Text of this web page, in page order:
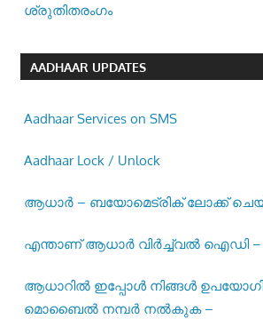
ശ്രുതിതരംഗം
AADHAAR UPDATES
Aadhaar Services on SMS
Aadhaar Lock / Unlock
ആധാർ – ബയോമെട്രിക് ലോക്ക്
എന്താണ് ആധാർ വിർച്ച്വൽ ഐഡി –
ആധാറിൽ ഇപ്പോൾ നിങ്ങൾ
മൊബൈൽ നമ്പർ നൽകുക –